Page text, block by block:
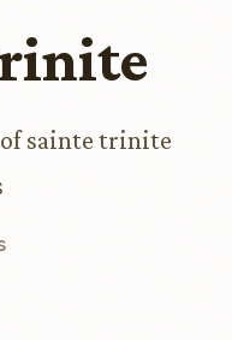
sainte trinite